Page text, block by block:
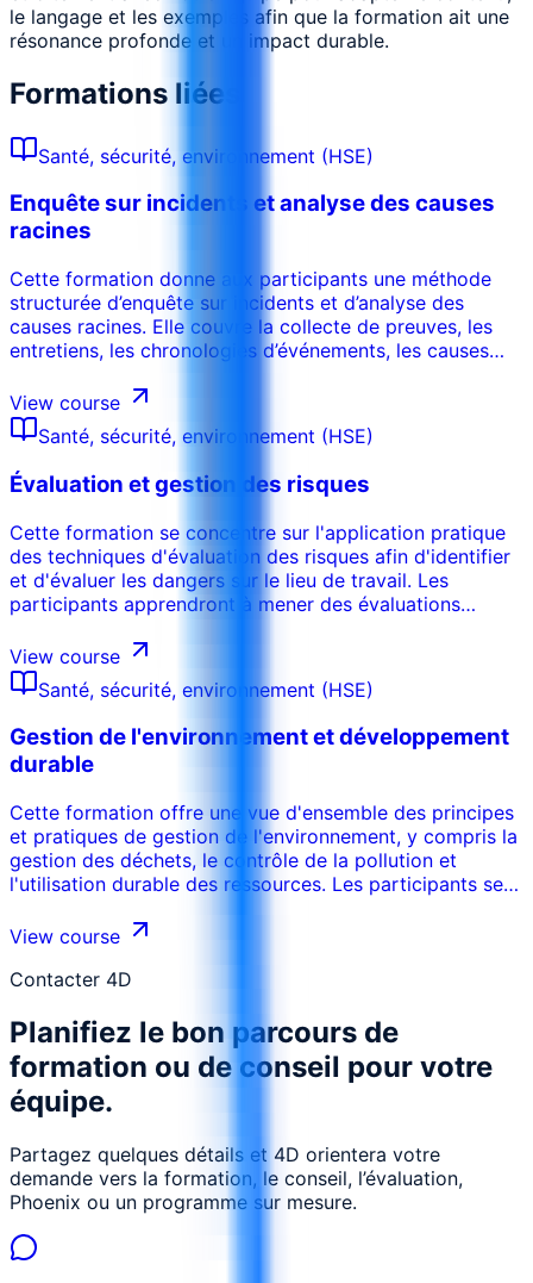
le langage et les exemples afin que la formation ait une
résonance profonde et un impact durable.
Formations liées
Santé, sécurité, environnement (HSE)
Enquête sur incidents et analyse des causes
racines
Cette formation donne aux participants une méthode
structurée d’enquête sur incidents et d’analyse des
causes racines. Elle couvre la collecte de preuves, les
entretiens, les chronologies d’événements, les causes
qualité des rapports et les systèmes d’apprentissage
permettant d’éviter la récurrence.
View course
Santé, sécurité, environnement (HSE)
Évaluation et gestion des risques
Cette formation se concentre sur l'application pratique
des techniques d'évaluation des risques afin d'identifier
et d'évaluer les dangers sur le lieu de travail. Les
participants apprendront à mener des évaluations
contrôle efficaces et à mettre en œuvre des stratégies
de gestion des risques afin de minimiser les dommages
potentiels. Ce cours met l'accent sur l'importance de
l'identification proactive des dangers et sur le
développement d'une culture d'amélioration continue de
la sécurité.
View course
Santé, sécurité, environnement (HSE)
Gestion de l'environnement et développement
durable
Cette formation offre une vue d'ensemble des principes
et pratiques de gestion de l'environnement, y compris la
gestion des déchets, le contrôle de la pollution et
l'utilisation durable des ressources. Les participants se
environnementales, l'importance des études d'impact
de gestion de l'environnement. Ce cours met l'accent sur
empreinte environnementale et de promouvoir des
pratiques durables.
View course
Contacter 4D
Planifiez le bon parcours de
formation ou de conseil pour votre
équipe.
Partagez quelques détails et 4D orientera votre
demande vers la formation, le conseil, l’évaluation,
Phoenix ou un programme sur mesure.